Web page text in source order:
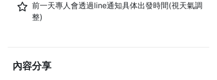
前一天專人會透過line通知具体出發時間(視天氣調
整)
內容分享